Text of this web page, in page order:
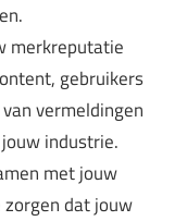
merkreputatie
gebruikers
vermeldingen
industrie.
met jouw
dat jouw